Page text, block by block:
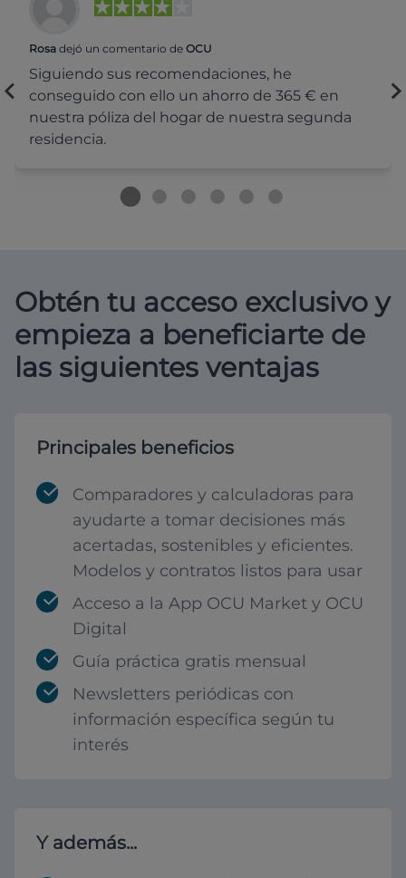
Rosa dejó un comentario de OCU
Siguiendo sus recomendaciones, he
conseguido con ello un ahorro de 365 € en
nuestra póliza del hogar de nuestra segunda
residencia.
Obtén tu acceso exclusivo y
empieza a beneficiarte de
las siguientes ventajas
Principales beneficios
Comparadores y calculadoras para
ayudarte a tomar decisiones más
acertadas, sostenibles y eficientes.
Modelos y contratos listos para usar
Acceso a la App OCU Market y OCU
Digital
Guía práctica gratis mensual
Newsletters periódicas con
información específica según tu
interés
Y además...